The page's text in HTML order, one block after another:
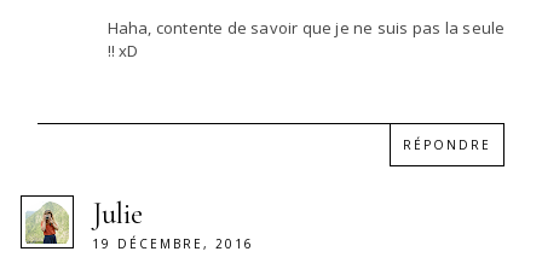
Haha, contente de savoir que je ne suis pas la seule
!! xD
RÉPONDRE
Julie
19 DÉCEMBRE, 2016